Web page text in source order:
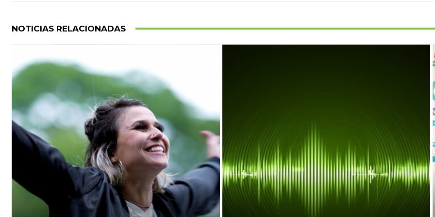
NOTICIAS RELACIONADAS